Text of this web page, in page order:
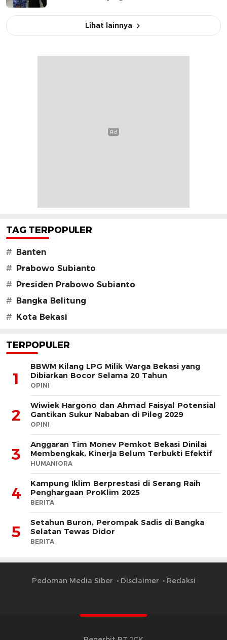
Lihat lainnya
TAG TERPOPULER
# Banten
# Prabowo Subianto
# Presiden Prabowo Subianto
# Bangka Belitung
# Kota Bekasi
TERPOPULER
1
BBWM Kilang LPG Milik Warga Bekasi yang
Dibiarkan Bocor Selama 20 Tahun
OPINI
2
Wiwiek Hargono dan Ahmad Faisyal Potensial
Gantikan Sukur Nababan di Pileg 2029
OPINI
3
Anggaran Tim Monev Pemkot Bekasi Dinilai
Membengkak, Kinerja Belum Terbukti Efektif
HUMANIORA
4
Kampung Iklim Berprestasi di Serang Raih
Penghargaan ProKlim 2025
BERITA
5
Setahun Buron, Perompak Sadis di Bangka
Selatan Tewas Didor
BERITA
Pedoman Media Siber Disclaimer Redaksi